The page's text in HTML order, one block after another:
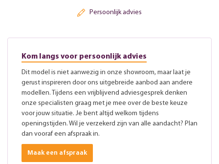
Persoonlijk advies
Kom langs voor persoonlijk advies
Dit model is niet aanwezig in onze showroom, maar laat je
gerust inspireren door ons uitgebreide aanbod aan andere
modellen. Tijdens een vrijblijvend adviesgesprek denken
onze specialisten graag met je mee over de beste keuze
voor jouw situatie. Je bent altijd welkom tijdens
openingstijden. Wil je verzekerd zijn van alle aandacht? Plan
dan vooraf een afspraak in.
Maak een afspraak